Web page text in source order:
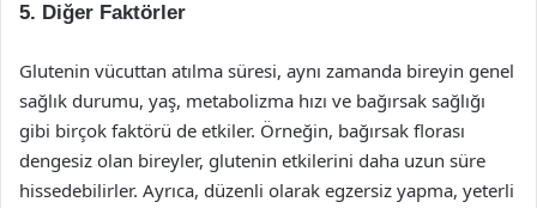
5. Diğer Faktörler
Glutenin vücuttan atılma süresi, aynı zamanda bireyin genel
sağlık durumu, yaş, metabolizma hızı ve bağırsak sağlığı
gibi birçok faktörü de etkiler. Örneğin, bağırsak florası
dengesiz olan bireyler, glutenin etkilerini daha uzun süre
hissedebilirler. Ayrıca, düzenli olarak egzersiz yapma, yeterli